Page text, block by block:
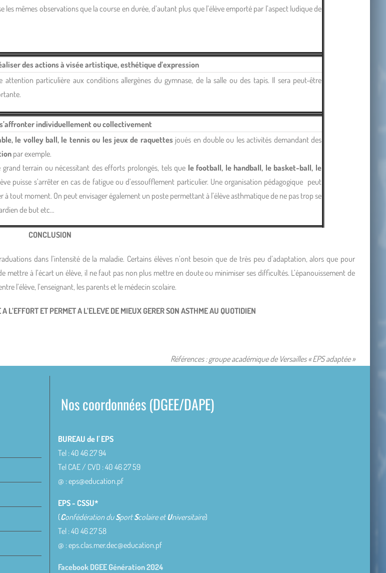
les mêmes observations que la course en durée, d’autant plus que l’élève emporté par l’aspect ludique de
des actions à visée artistique, esthétique d’expression
particulière aux conditions allergènes du gymnase, de la salle ou des tapis. Il sera peut-être
individuellement ou collectivement
le volley ball, le tennis ou les jeux de raquettes joués en double ou les activités demandant des
par exemple.
terrain ou nécessitant des efforts prolongés, tels que le football, le handball, le basket-ball, le
puisse s’arrêter en cas de fatigue ou d’essoufflement particulier. Une organisation pédagogique peut
tout moment. On peut envisager également un poste permettant à l’élève asthmatique de ne pas trop se
de but etc…
CONCLUSION
dans l’intensité de la maladie. Certains élèves n’ont besoin que de très peu d’adaptation, alors que pour
mettre à l’écart un élève, il ne faut pas non plus mettre en doute ou minimiser ses difficultés. L’épanouissement de
l’élève, l’enseignant, les parents et le médecin scolaire.
L’EFFORT ET PERMET A L’ELEVE DE MIEUX GERER SON ASTHME AU QUOTIDIEN
Références : groupe académique de Versailles « EPS adaptée »
Nos coordonnées (DGEE/DAPE)
BUREAU de l' EPS
Tel : 40 46 27 94
Tel CAE / CVD : 40 46 27 59
@ : eps@education.pf
EPS - CSSU*
(Confédération duSportScolaire etUniversitaire)
Tel : 40 46 27 58
@ : eps.clas.mer.dec@education.pf
Facebook DGEE Génération 2024